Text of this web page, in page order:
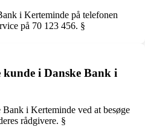
i Kerteminde på telefonen
på 70 123 456. §
i Danske Bank i
i Kerteminde ved at besøge
rådgivere. §